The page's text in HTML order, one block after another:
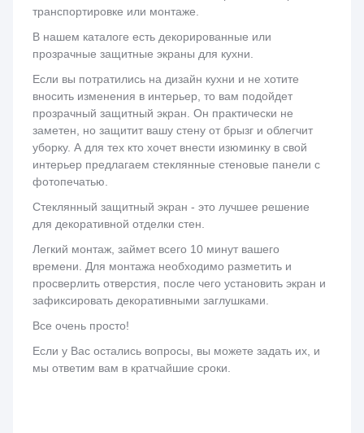
транспортировке или монтаже.
В нашем каталоге есть декорированные или
прозрачные защитные экраны для кухни.
Если вы потратились на дизайн кухни и не хотите
вносить изменения в интерьер, то вам подойдет
прозрачный защитный экран. Он практически не
заметен, но защитит вашу стену от брызг и облегчит
уборку. А для тех кто хочет внести изюминку в свой
интерьер предлагаем стеклянные стеновые панели с
фотопечатью.
Стеклянный защитный экран - это лучшее решение
для декоративной отделки стен.
Легкий монтаж, займет всего 10 минут вашего
времени. Для монтажа необходимо разметить и
просверлить отверстия, после чего установить экран и
зафиксировать декоративными заглушками.
Все очень просто!
Если у Вас остались вопросы, вы можете задать их, и
мы ответим вам в кратчайшие сроки.